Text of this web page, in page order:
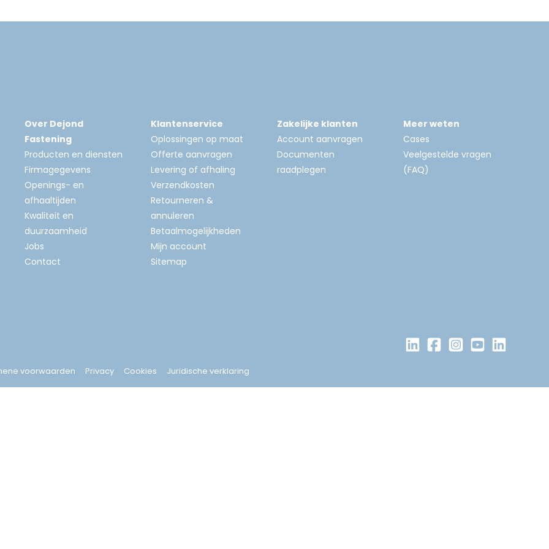
Over Dejond
Fastening
Producten en diensten
Firmagegevens
Openings- en
afhaaltijden
Kwaliteit en
duurzaamheid
Jobs
Contact
Klantenservice
Oplossingen op maat
Offerte aanvragen
Levering of afhaling
Verzendkosten
Retourneren &
annuleren
Betaalmogelijkheden
Mijn account
Sitemap
Zakelijke klanten
Account aanvragen
Documenten
raadplegen
Meer weten
Cases
Veelgestelde vragen
(FAQ)
voorwaarden Privacy Cookies Juridische verklaring